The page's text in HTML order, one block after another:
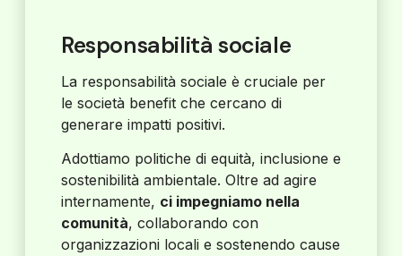
Responsabilità sociale
La responsabilità sociale è cruciale per
le società benefit che cercano di
generare impatti positivi.
Adottiamo politiche di equità, inclusione e
sostenibilità ambientale. Oltre ad agire
internamente, ci impegniamo nella
comunità, collaborando con
organizzazioni locali e sostenendo cause